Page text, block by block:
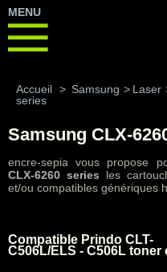
MENU
Accueil > Samsung > Laser
series
Samsung CLX-
encre-sepia vous propose
CLX-6260 series les
et/ou compatibles génériques
Compatible Prindo CLT-
C506L/ELS - C506L toner